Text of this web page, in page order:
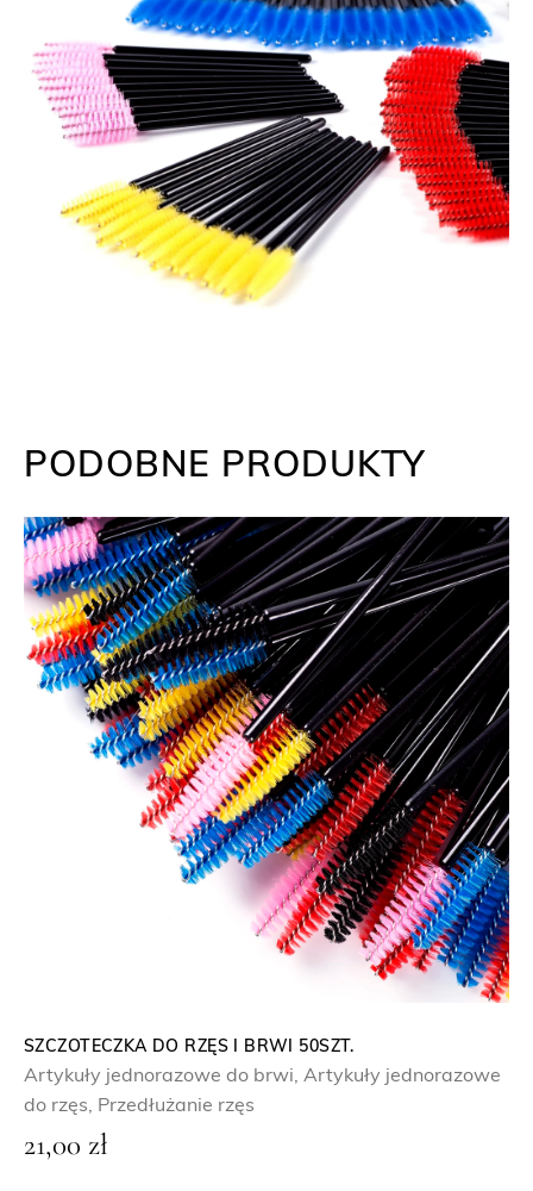
PODOBNE PRODUKTY
SZCZOTECZKA DO RZĘS I BRWI 50SZT.
Artykuły jednorazowe do brwi, Artykuły jednorazowe
do rzęs, Przedłużanie rzęs
21,00 zł